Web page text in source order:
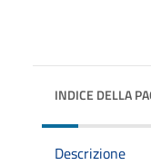
INDICE DELLA
Descrizione